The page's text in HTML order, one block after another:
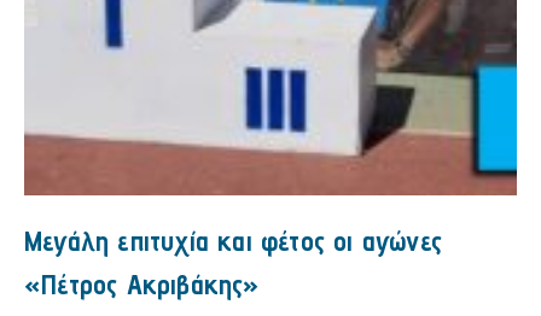
Μεγάλη επιτυχία και φέτος οι αγώνες
«Πέτρος Ακριβάκης»